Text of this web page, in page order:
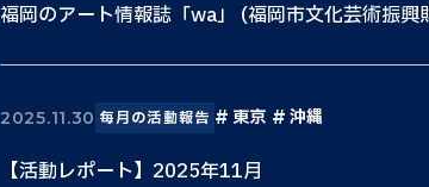
福岡のアート情報誌「wa」 (福岡市文化芸術振
2025.11.30 毎月の活動報告 東京 沖縄
【活動レポート】2025年11月